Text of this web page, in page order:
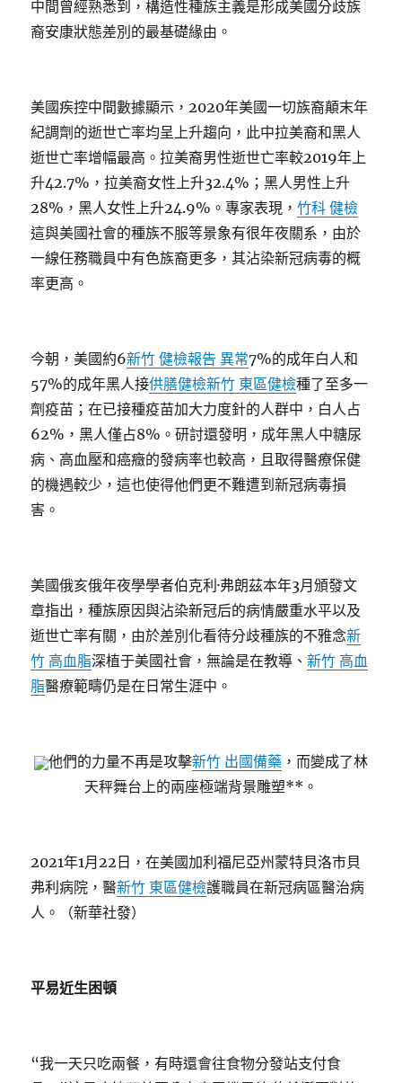
中間曾經熟悉到，構造性種族主義是形成美國分歧族
裔安康狀態差別的最基礎緣由。
美國疾控中間數據顯示，2020年美國一切族裔顛末年
紀調劑的逝世亡率均呈上升趨向，此中拉美裔和黑人
逝世亡率增幅最高。拉美裔男性逝世亡率較2019年上
升42.7%，拉美裔女性上升32.4%；黑人男性上升
28%，黑人女性上升24.9%。專家表現，竹科 健檢
這與美國社會的種族不服等景象有很年夜關系，由於
一線任務職員中有色族裔更多，其沾染新冠病毒的概
率更高。
今朝，美國約6新竹 健檢報告 異常7%的成年白人和
57%的成年黑人接供膳健檢新竹 東區健檢種了至多一
劑疫苗；在已接種疫苗加大力度針的人群中，白人占
62%，黑人僅占8%。研討還發明，成年黑人中糖尿
病、高血壓和癌癥的發病率也較高，且取得醫療保健
的機遇較少，這也使得他們更不難遭到新冠病毒損
害。
美國俄亥俄年夜學學者伯克利·弗朗茲本年3月頒發文
章指出，種族原因與沾染新冠后的病情嚴重水平以及
逝世亡率有關，由於差別化看待分歧種族的不雅念新
竹 高血脂深植于美國社會，無論是在教導、新竹 高血
脂醫療範疇仍是在日常生涯中。
他們的力量不再是攻擊新竹 出國備藥 ，而變成了林
天秤舞台上的兩座極端背景雕塑**。
2021年1月22日，在美國加利福尼亞州蒙特貝洛市貝
弗利病院，醫新竹 東區健檢護職員在新冠病區醫治病
人。（新華社發）
平易近生困頓
“我一天只吃兩餐，有時還會往食物分發站支付食